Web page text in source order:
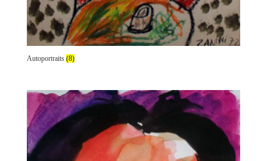
Autoportraits (8)